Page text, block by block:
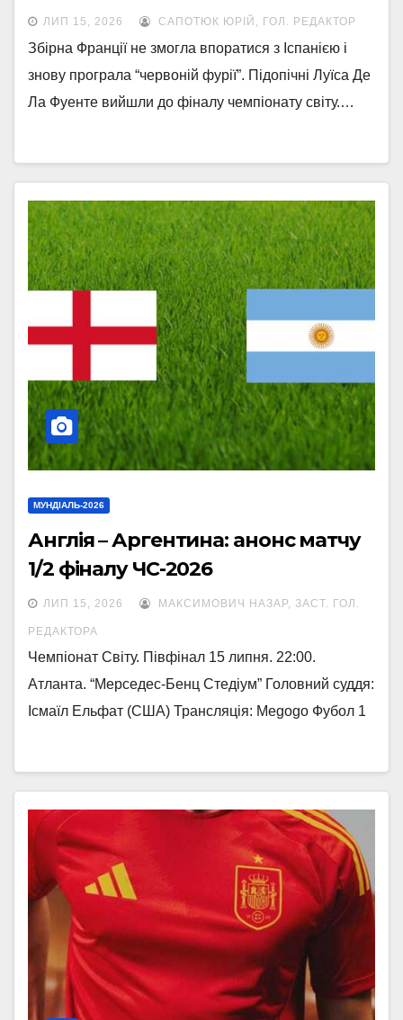
ЛИП 15, 2026 САПОТЮК ЮРІЙ, ГОЛ. РЕДАКТОР
Збірна Франції не змогла впоратися з Іспанією і
знову програла “червоній фурії”. Підопічні Луїса Де
Ла Фуенте вийшли до фіналу чемпіонату світу.…
МУНДІАЛЬ-2026
Англія – Аргентина: анонс матчу
1/2 фіналу ЧС-2026
ЛИП 15, 2026 МАКСИМОВИЧ НАЗАР, ЗАСТ. ГОЛ.
РЕДАКТОРА
Чемпіонат Світу. Півфінал 15 липня. 22:00.
Атланта. “Мерседес-Бенц Стедіум” Головний суддя:
Ісмаїл Ельфат (США) Трансляція: Megogo Фубол 1